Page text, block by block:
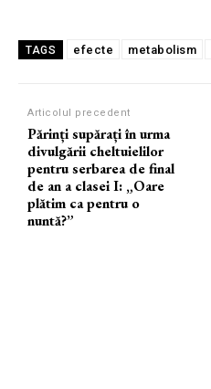
TAGS efecte metabolism
Articolul precedent
Părinți supărați în urma
divulgării cheltuielilor
pentru serbarea de final
de an a clasei I: „Oare
plătim ca pentru o
nuntă?”